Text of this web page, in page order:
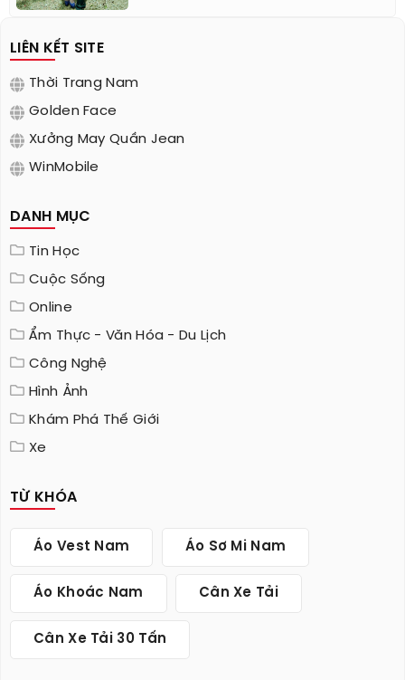
LIÊN KẾT SITE
Thời Trang Nam
Golden Face
Xưởng May Quần Jean
WinMobile
DANH MỤC
Tin Học
Cuộc Sống
Online
Ẩm Thực - Văn Hóa - Du Lịch
Công Nghệ
Hình Ảnh
Khám Phá Thế Giới
Xe
TỪ KHÓA
Áo Vest Nam Áo Sơ Mi Nam
Áo Khoác Nam Cân Xe Tải
Cân Xe Tải 30 Tấn